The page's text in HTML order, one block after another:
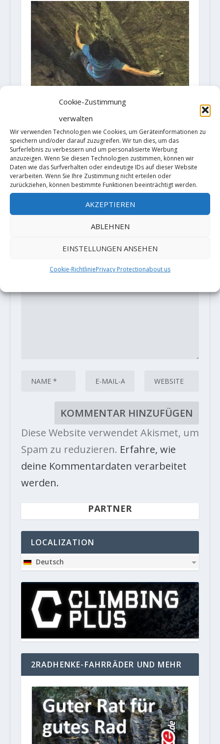
Cookie-Zustimmung
verwalten
Wir verwenden Technologien wie Cookies, um Geräteinformationen zu
speichern und/oder darauf zuzugreifen. Wir tun dies, um das
Surferlebnis zu verbessern und um personalisierte Werbung
anzuzeigen. Wenn Sie diesen Technologien zustimmen, können wir
Daten wie das Surfverhalten oder eindeutige IDs auf dieser Website
verarbeiten. Wenn Sie Ihre Zustimmung nicht erteilen oder
zurückziehen, können bestimmte Funktionen beeinträchtigt werden.
AKZEPTIEREN
ABLEHNEN
EINSTELLUNGEN ANSEHEN
Cookie-RichtliniePrivacy Protectionabout us
Nomura Shinichiro meldet
"Hallucination" (8C/V15)
2. Oktober 2020
HINTERLASSE EINE ANTWORT
Deine E-Mail-Adresse wird nicht
*markiert
Diese Website verwendet Akismet, um
Spam zu reduzieren. Erfahre, wie
deine Kommentardaten verarbeitet
werden.
PARTNER
LOCALIZATION
Deutsch
2RADHENKE-FAHRRÄDER UND MEHR